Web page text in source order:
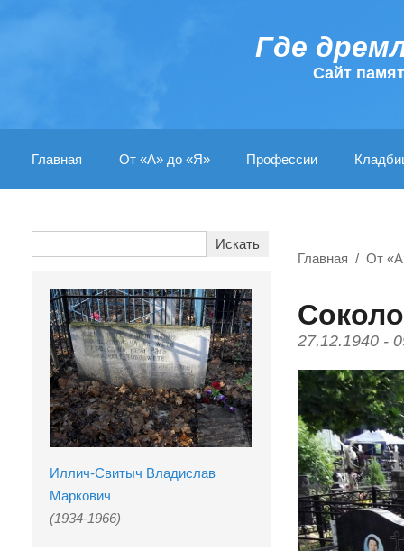
Где
Cайт
Главная От «А» до «Я» Профессии
Иллич-Свитыч Владислав
Маркович
(1934-1966)
Главная От
27.12.1940 -